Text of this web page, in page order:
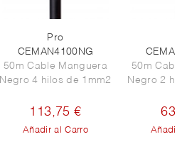
Pro
CEMAN4100NG
50m Cable Manguera
Negro 4 hilos de 1mm2
113,75 €
Añadir al Carro
50m
Negro 2
Añadir